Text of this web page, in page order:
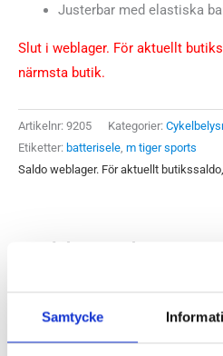
Samtycke
Justerbar med elastiska
Slut i weblager. För aktuellt
närmsta butik.
Artikelnr: 9205 Kategorier:
Etiketter: batterisele, m tiger sports
Saldo weblager. För aktuellt
Produktegenskaper
Och säkerligen fler varianter från